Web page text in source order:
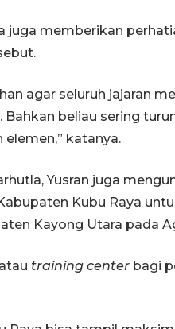
juga memberikan
agar seluruh jajaran
Bahkan beliau sering
katanya.
Yusran juga
Kubu Raya
Kayong Utara pada
training center bagi
Kalbar